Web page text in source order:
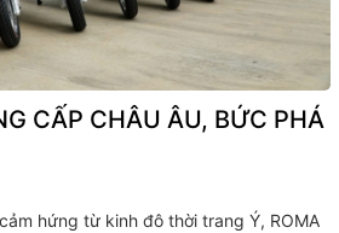
CẤP CHÂU ÂU, BỨC PHÁ
hứng từ kinh đô thời trang Ý, ROMA